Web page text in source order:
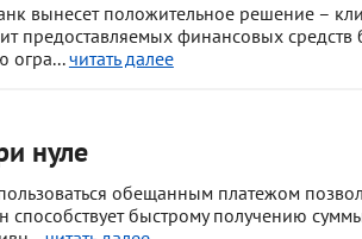
вынесет положительное решение –
предоставляемых финансовых средств
огра...читать далее
нуле
обещанным платежом
способствует быстрому получению